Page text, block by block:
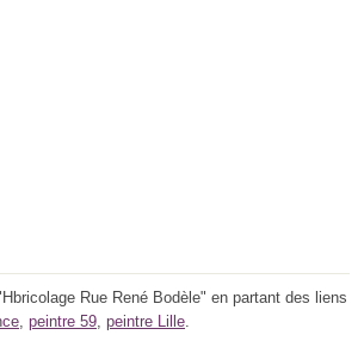
Rue René Bodèle" en partant des liens
, peintre 59, peintre Lille.